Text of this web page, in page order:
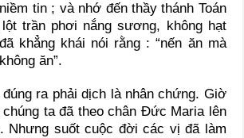
tin ; và nhớ đến thầy thánh Toán
trần phơi nắng sương, không hạt
khẳng khái nói rằng : “nến ăn mà
ăn”.
ra phải dịch là nhân chứng. Giờ
ta đã theo chân Đức Maria lên
Nhưng suốt cuộc đời các vị đã làm